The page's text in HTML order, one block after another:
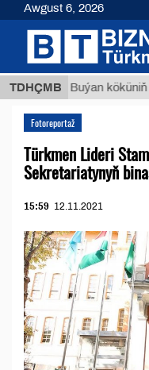
TDHÇMB
Buýan köküniň
Fotoreportaž
Türkmen Lideri
Sekretariatynyň
15:59 12.11.2021
Awgust 6, 2026